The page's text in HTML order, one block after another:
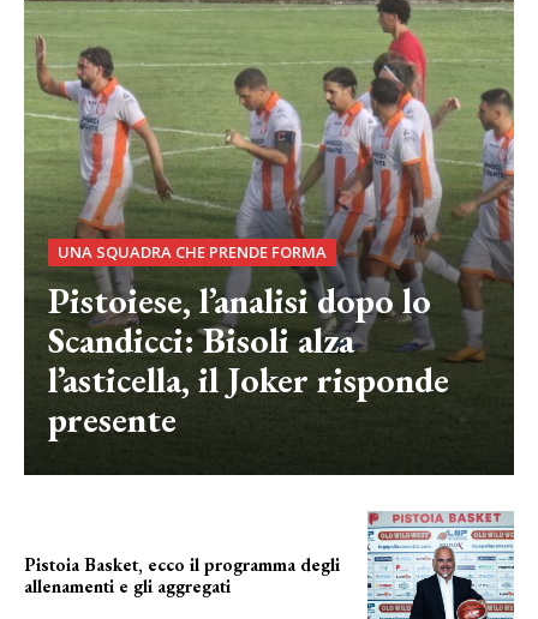
UNA SQUADRA CHE PRENDE FORMA
Pistoiese, l’analisi dopo lo
Scandicci: Bisoli alza
l’asticella, il Joker risponde
presente
Pistoia Basket, ecco il programma degli
allenamenti e gli aggregati